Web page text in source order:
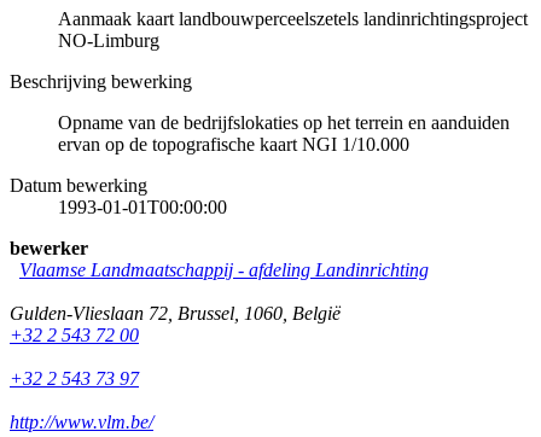
Aanmaak kaart landbouwperceelszetels landinrichtingsproject
NO-Limburg
Beschrijving bewerking
Opname van de bedrijfslokaties op het terrein en aanduiden
ervan op de topografische kaart NGI 1/10.000
Datum bewerking
1993-01-01T00:00:00
bewerker
Vlaamse Landmaatschappij - afdeling Landinrichting
Gulden-Vlieslaan 72, Brussel, 1060, België
+32 2 543 72 00
+32 2 543 73 97
http://www.vlm.be/